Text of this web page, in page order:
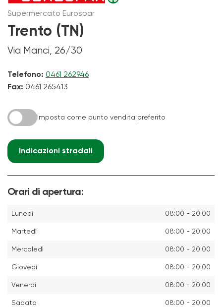
Supermercato Eurospar
Trento (TN)
Via Manci, 26/30
Telefono: 0461 262946
Fax: 0461 265413
Imposta come punto vendita preferito
Indicazioni stradali
Orari di apertura:
Lunedì 08:00 - 20:00
Martedì 08:00 - 20:00
Mercoledì 08:00 - 20:00
Giovedì 08:00 - 20:00
Venerdì 08:00 - 20:00
Sabato 08:00 - 20:00